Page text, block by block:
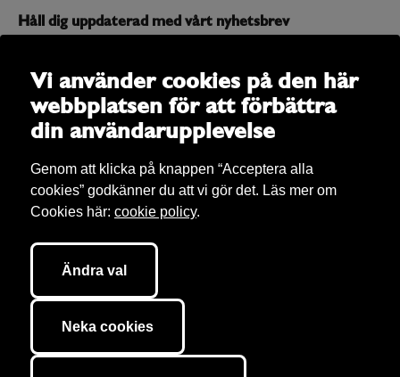
Håll dig uppdaterad med vårt nyhetsbrev
allt som är på gång
E-post
Bibu AB Copyright 2026. Bibu äger rättigheter till allt material på sajten om
inget annat anges. Vi tar hand om
kan du läsa om våracookies
Vi använder cookies på den här
webbplatsen för att förbättra
din användarupplevelse
Genom att klicka på knappen “Acceptera alla
cookies” godkänner du att vi gör det. Läs mer om
Cookies här: cookie policy.
Ändra val
Neka cookies